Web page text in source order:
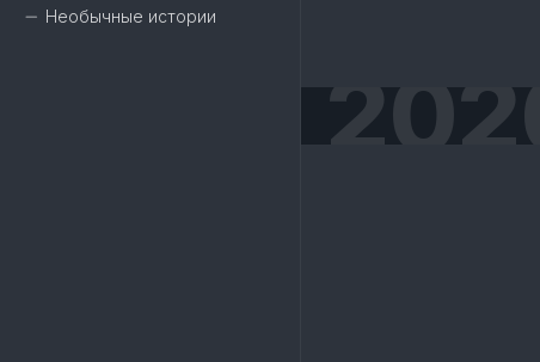
Необычные истории